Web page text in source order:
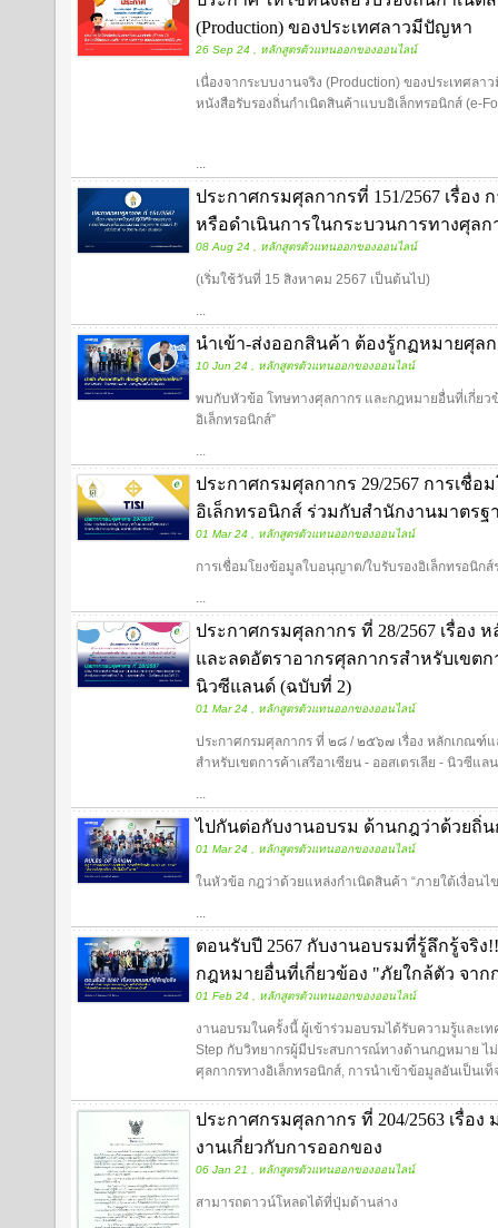
(Production) ของประเทศลาวมีปัญหา
26 Sep 24 , หลักสูตรตัวแทนออกของออนไลน์
เนื่องจากระบบงานจริง (Production) ของประเทศ
หนังสือรับรองถิ่นกำเนิดสินค้าแบบอิเล็กทรอนิกส์ (e-
...
ประกาศกรมศุลกากรที่ 151/2567 เรื่อ
หรือดำเนินการในกระบวนการทางศุลก
08 Aug 24 , หลักสูตรตัวแทนออกของออนไลน์
(เริ่มใช้วันที่ 15 สิงหาคม 2567 เป็นต้นไป)
...
นำเข้า-ส่งออกสินค้า ต้องรู้กฏหมายศุล
10 Jun 24 , หลักสูตรตัวแทนออกของออนไลน์
พบกับหัวข้อ โทษทางศุลกากร และกฎหมายอื่นที่เกี่ยว
อิเล็กทรอนิกส์”
...
ประกาศกรมศุลกากร 29/2567 การเชื่
อิเล็กทรอนิกส์ ร่วมกับสำนักงานมาตร
01 Mar 24 , หลักสูตรตัวแทนออกของออนไลน์
การเชื่อมโยงข้อมูลใบอนุญาต/ใบรับรองอิเล็กทรอนิ
...
ประกาศกรมศุลกากร ที่ 28/2567 เรื่อง
และลดอัตราอากรศุลกากรสำหรับเขตก
นิวซีแลนด์ (ฉบับที่ 2)
01 Mar 24 , หลักสูตรตัวแทนออกของออนไลน์
ประกาศกรมศุลกากร ที่ ๒๘ / ๒๕๖๗ เรื่อง หลักเกณฑ์
สำหรับเขตการค้าเสรีอาเซียน - ออสเตรเลีย - นิวซีแ
...
ไปกันต่อกับงานอบรม ด้านกฎว่าด้วยถิ่
01 Mar 24 , หลักสูตรตัวแทนออกของออนไลน์
ในหัวข้อ กฎว่าด้วยแหล่งกำเนิดสินค้า “ภายใต้เงื่อนไ
...
ตอนรับปี 2567 กับงานอบรมที่รู้ลึกรู้จริ
กฎหมายอื่นที่เกี่ยวข้อง "ภัยใกล้ตัว จา
01 Feb 24 , หลักสูตรตัวแทนออกของออนไลน์
งานอบรมในครั้งนี้ ผู้เข้าร่วมอบรมได้รับความรู้และเ
Step กับวิทยากรผู้มีประสบการณ์ทางด้านกฎหมาย ไ
ศุลกากรทางอิเล็กทรอนิกส์, การนำเข้าข้อมูลอันเป็นเท็
ประกาศกรมศุลกากร ที่ 204/2563 เรื่อ
งานเกี่ยวกับการออกของ
06 Jan 21 , หลักสูตรตัวแทนออกของออนไลน์
สามารถดาวน์โหลดได้ที่ปุ่มด้านล่าง